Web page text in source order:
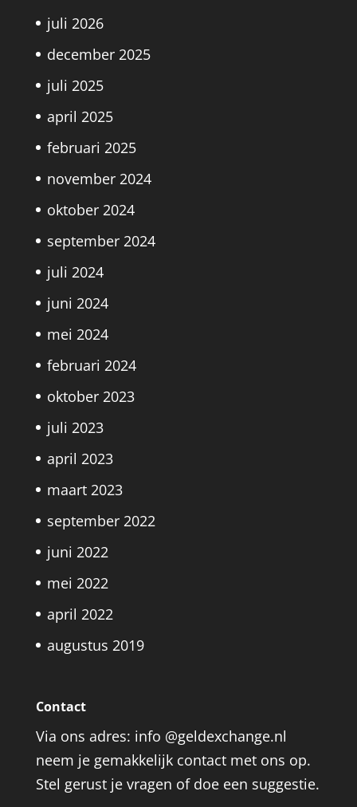
juli 2026
december 2025
juli 2025
april 2025
februari 2025
november 2024
oktober 2024
september 2024
juli 2024
juni 2024
mei 2024
februari 2024
oktober 2023
juli 2023
april 2023
maart 2023
september 2022
juni 2022
mei 2022
april 2022
augustus 2019
Contact
Via ons adres: info @geldexchange.nl
neem je gemakkelijk contact met ons op.
Stel gerust je vragen of doe een suggestie.